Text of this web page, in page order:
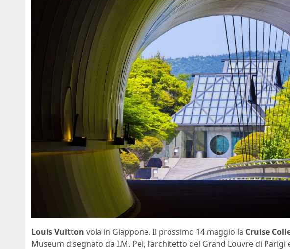
Louis Vuitton vola in Giappone. Il prossimo 14 maggio la Cruise
Museum disegnato da I.M. Pei, l’architetto del Grand Louvre di